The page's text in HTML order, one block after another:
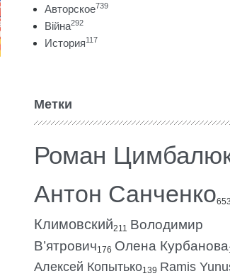
Авторское739
Війна292
История117
Метки
Роман
Антон Санченко653
Климовский211 Володимир
В’ятрович176 Олена Курбанова
Алексей Копытько139 Ramis